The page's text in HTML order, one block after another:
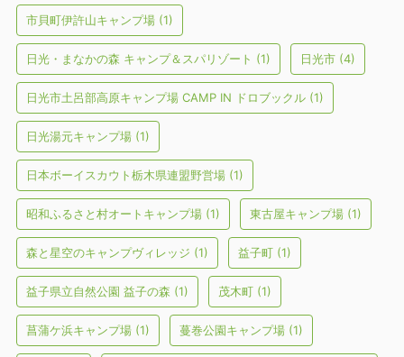
市貝町伊許山キャンプ場 (1)
日光・まなかの森 キャンプ＆スパリゾート (1) 日光市 (4)
日光市土呂部高原キャンプ場 CAMP IN ドロブックル (1)
日光湯元キャンプ場 (1)
日本ボーイスカウト栃木県連盟野営場 (1)
昭和ふるさと村オートキャンプ場 (1) 東古屋キャンプ場 (1)
森と星空のキャンプヴィレッジ (1) 益子町 (1)
益子県立自然公園 益子の森 (1) 茂木町 (1)
菖蒲ケ浜キャンプ場 (1) 蔓巻公園キャンプ場 (1)